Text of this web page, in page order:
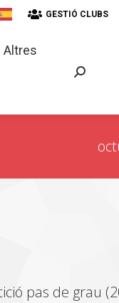
GESTIÓ CLUBS
Altres
pas de grau
Altres